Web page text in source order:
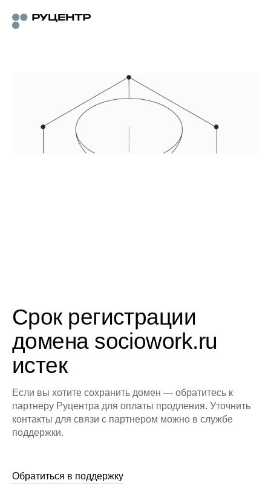
Срок регистрации
домена sociowork.ru
истек
Если вы хотите сохранить домен — обратитесь к
партнеру Руцентра для оплаты продления. Уточнить
контакты для связи с партнером можно в службе
поддержки.
Обратиться в поддержку